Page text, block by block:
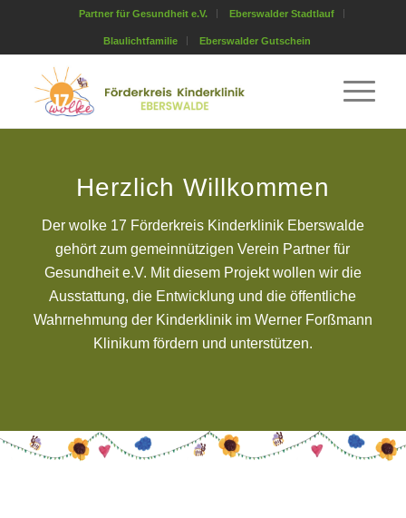
Partner für Gesundheit e.V. Eberswalder Stadtlauf
Blaulichtfamilie Eberswalder Gutschein
Herzlich Willkommen
Der wolke 17 Förderkreis Kinderklinik Eberswalde
gehört zum gemeinnützigen Verein Partner für
Gesundheit e.V. Mit diesem Projekt wollen wir die
Ausstattung, die Entwicklung und die öffentliche
Wahrnehmung der Kinderklinik im Werner Forßmann
Klinikum fördern und unterstützen.